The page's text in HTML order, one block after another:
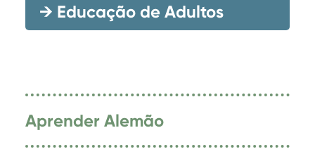
→ Educação de Adultos
Aprender Alemão